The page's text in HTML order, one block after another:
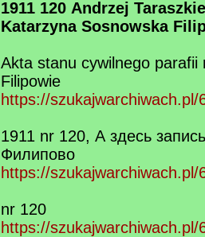
1911 120 Andrzej
Katarzyna Sosnowska
Akta stanu cywilnego parafii
Filipowie
https://
1911 nr 120, А здесь
Филипово
https://
nr 120
https://